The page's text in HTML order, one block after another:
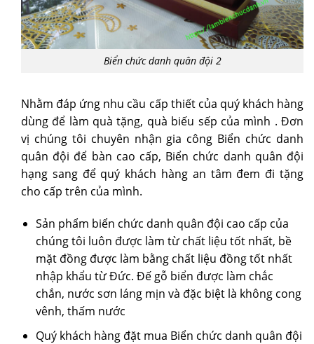
Biển chức danh quân đội 2
Nhằm đáp ứng nhu cầu cấp thiết của quý khách hàng
dùng để làm quà tặng, quà biếu sếp của mình . Đơn
vị chúng tôi chuyên nhận gia công Biển chức danh
quân đội để bàn cao cấp, Biển chức danh quân đội
hạng sang để quý khách hàng an tâm đem đi tặng
cho cấp trên của mình.
Sản phẩm biển chức danh quân đội cao cấp của
chúng tôi luôn được làm từ chất liệu tốt nhất, bề
mặt đồng được làm bằng chất liệu đồng tốt nhất
nhập khẩu từ Đức. Đế gỗ biển được làm chắc
chắn, nước sơn láng mịn và đặc biệt là không cong
vênh, thấm nước
Quý khách hàng đặt mua Biển chức danh quân đội